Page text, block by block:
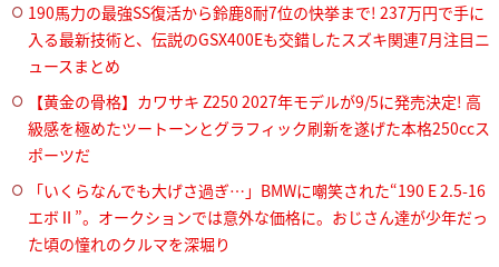
190馬力の最強SS復活から鈴鹿8耐7位の快挙まで! 237万円で手に
入る最新技術と、伝説のGSX400Eも交錯したスズキ関連7月注目ニ
ュースまとめ
【黄金の骨格】カワサキ Z250 2027年モデルが9/5に発売決定! 高
級感を極めたツートーンとグラフィック刷新を遂げた本格250ccス
ポーツだ
「いくらなんでも大げさ過ぎ…」BMWに嘲笑された“190 E 2.5-16
エボⅡ”。オークションでは意外な価格に。おじさん達が少年だっ
た頃の憧れのクルマを深堀り